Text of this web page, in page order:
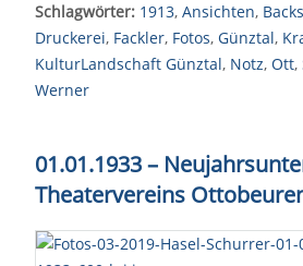
Schlagwörter: 1913, Ansichten,
Druckerei, Fackler, Fotos, Günztal,
KulturLandschaft Günztal, Notz, Ott,
Werner
01.01.1933 –
Theatervereins